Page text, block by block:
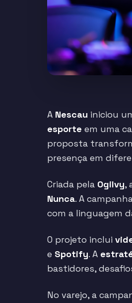
A Nescau iniciou
esporte em uma
proposta
presença em
Criada pela Ogilvy,
Nunca. A
com a linguagem
O projeto inclui
e Spotify. A
bastidores,
No varejo, a